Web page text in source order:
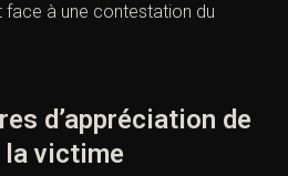
face à une contestation du
d’appréciation de
victime